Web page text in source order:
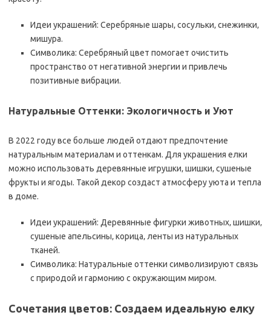
Идеи украшений: Серебряные шары‚ сосульки‚ снежинки‚
мишура.
Символика: Серебряный цвет помогает очистить
пространство от негативной энергии и привлечь
позитивные вибрации.
Натуральные Оттенки: Экологичность и Уют
В 2022 году все больше людей отдают предпочтение
натуральным материалам и оттенкам. Для украшения елки
можно использовать деревянные игрушки‚ шишки‚ сушеные
фрукты и ягоды. Такой декор создаст атмосферу уюта и тепла
в доме.
Идеи украшений: Деревянные фигурки животных‚ шишки‚
сушеные апельсины‚ корица‚ ленты из натуральных
тканей.
Символика: Натуральные оттенки символизируют связь
с природой и гармонию с окружающим миром.
Сочетания цветов: Создаем идеальную елку